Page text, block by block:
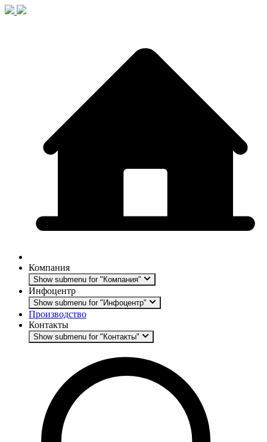
Компания
Show submenu for "Компания"
Инфоцентр
Show submenu for "Инфоцентр"
Производство
Контакты
Show submenu for "Контакты"